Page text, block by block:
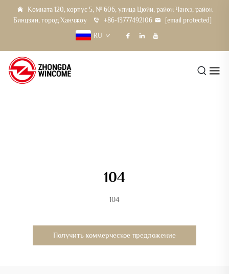
Комната 120, корпус 5, № 606, улица Цюйи, район Чанхэ, район
Бинцзян, город Ханчжоу
+86-13777492106
[email protected]
RU
104
104
Получить коммерческое предложение